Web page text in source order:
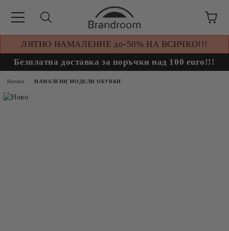
ЛЯТНО НАМАЛЕНИЕ до-50% НА ВСИЧКО!!!
Безплатна доставка за поръчки над 100 euro!!!
Начало НАМАЛЕНИ МОДЕЛИ ОБУВКИ